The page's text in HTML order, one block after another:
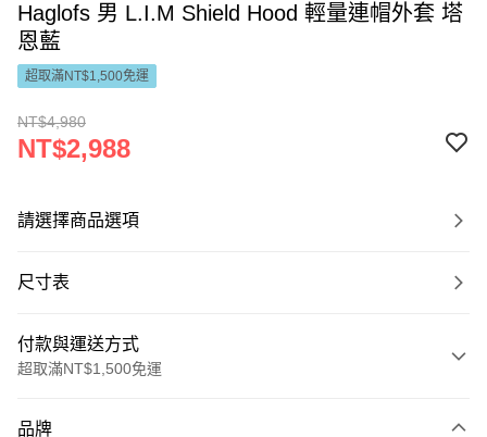
Haglofs 男 L.I.M Shield Hood 輕量連帽外套 塔
恩藍
超取滿NT$1,500免運
NT$4,980
NT$2,988
請選擇商品選項
尺寸表
付款與運送方式
超取滿NT$1,500免運
品牌